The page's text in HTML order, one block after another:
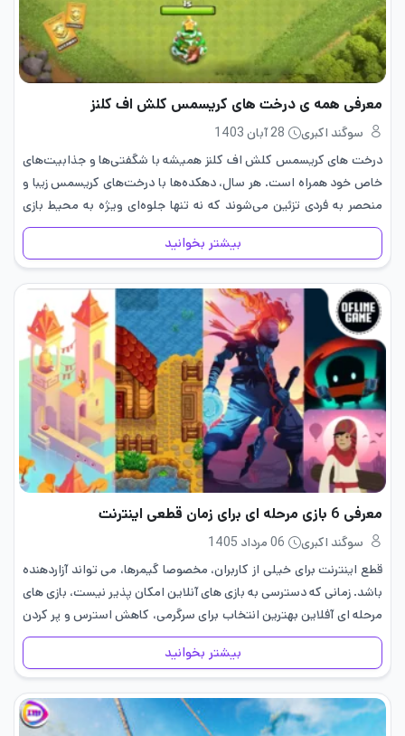
معرفی همه ی درخت های کریسمس کلش اف کلنز
سوگند اکبری
28 آبان 1403
درخت های کریسمس کلش اف کلنز همیشه با شگفتی‌ها و جذابیت‌های
خاص خود همراه است. هر سال، دهکده‌ها با درخت‌های کریسمس زیبا و
منحصر به فردی تزئین می‌شوند که نه تنها جلوه‌ای ویژه به محیط بازی
می‌بخشند، بلکه هر کدام…
بیشتر بخوانید
معرفی 6 بازی مرحله ای برای زمان قطعی اینترنت
سوگند اکبری
06 مرداد 1405
قطع اینترنت برای خیلی از کاربران، مخصوصا گیمرها، می تواند آزاردهنده
باشد. زمانی که دسترسی به بازی های آنلاین امکان پذیر نیست، بازی های
مرحله ای آفلاین بهترین انتخاب برای سرگرمی، کاهش استرس و پر کردن
زمان هستند. این بازی…
بیشتر بخوانید